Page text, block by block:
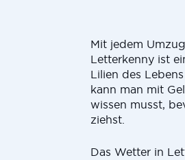
Mit jedem
Letterkenny ist
Lilien des
kann man mit
wissen musst,
ziehst.
Das Wetter in